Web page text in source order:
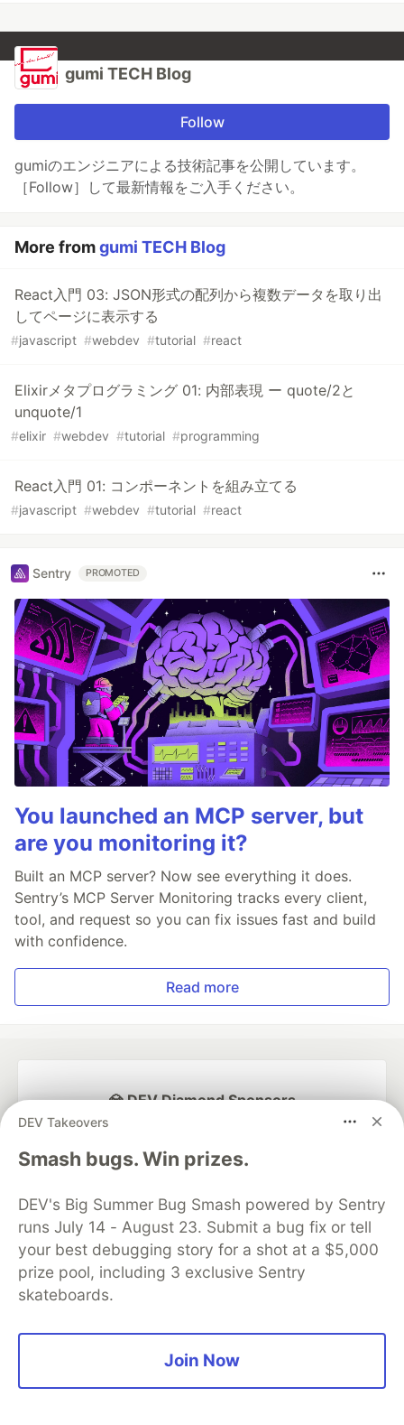
gumi TECH Blog
Follow
gumiのエンジニアによる技術記事を公開しています。
［Follow］して最新情報をご入手ください。
More fromgumi TECH Blog
React入門 03: JSON形式の配列から複数データを取り出
してページに表示する
#javascript #webdev #tutorial #react
Elixirメタプログラミング 01: 内部表現 ー quote/2と
unquote/1
#elixir #webdev #tutorial #programming
React入門 01: コンポーネントを組み立てる
#javascript #webdev #tutorial #react
Sentry PROMOTED
You launched an MCP server, but
are you monitoring it?
Built an MCP server? Now see everything it does.
Sentry’s MCP Server Monitoring tracks every client,
tool, and request so you can fix issues fast and build
with confidence.
Read more
DEV Takeovers
Smash bugs. Win prizes.
DEV's Big Summer Bug Smash powered by Sentry
runs July 14 - August 23. Submit a bug fix or tell
your best debugging story for a shot at a $5,000
prize pool, including 3 exclusive Sentry
skateboards.
Join Now
💎 DEV Diamond Sponsors
DEV Community
Google AI is the official AI Model
and Platform Partner of DEV
Neon is the official database